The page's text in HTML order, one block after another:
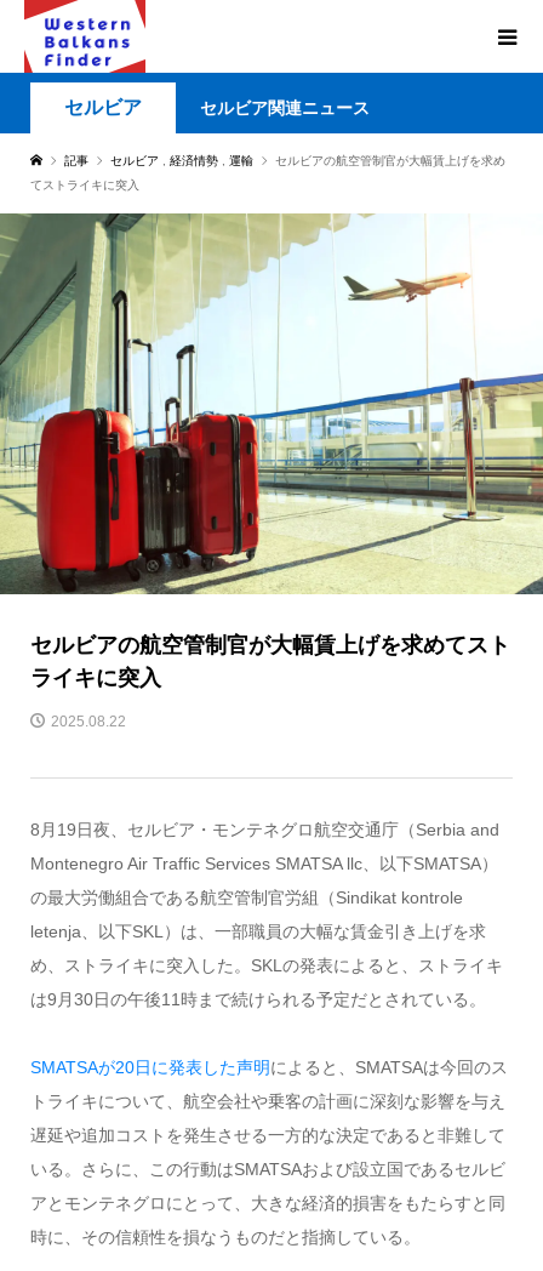
セルビア セルビア関連ニュース
記事 セルビア 経済情勢 運輸
セルビアの航空管制官が大幅賃上げを求め
てストライキに突入
セルビアの航空管制官が大幅賃上げを求めてスト
ライキに突入
2025.08.22
8月19日夜、セルビア・モンテネグロ航空交通庁（Serbia and
Montenegro Air Traffic Services SMATSA llc、以下SMATSA）
の最大労働組合である航空管制官労組（Sindikat kontrole
letenja、以下SKL）は、一部職員の大幅な賃金引き上げを求
め、ストライキに突入した。SKLの発表によると、ストライキ
は9月30日の午後11時まで続けられる予定だとされている。
SMATSAが20日に発表した声明によると、SMATSAは今回のス
トライキについて、航空会社や乗客の計画に深刻な影響を与え
遅延や追加コストを発生させる一方的な決定であると非難して
いる。さらに、この行動はSMATSAおよび設立国であるセルビ
アとモンテネグロにとって、大きな経済的損害をもたらすと同
時に、その信頼性を損なうものだと指摘している。